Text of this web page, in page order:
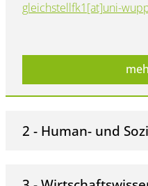
gleichstellfk1[at]uni-
2 - Human- und